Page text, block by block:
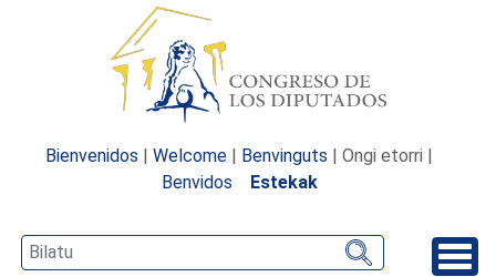
Bienvenidos | Welcome | Benvinguts | Ongi etorri |
Benvidos
Estekak